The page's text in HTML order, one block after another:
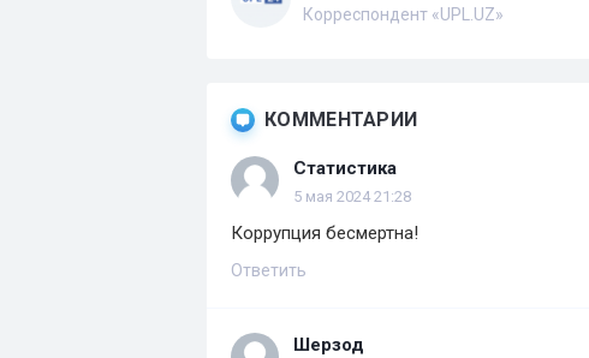
Корреспондент «UPL.UZ»
КОММЕНТАРИИ
Статистика
5 мая 2024 21:28
Коррупция бесмертна!
Ответить
Шерзод